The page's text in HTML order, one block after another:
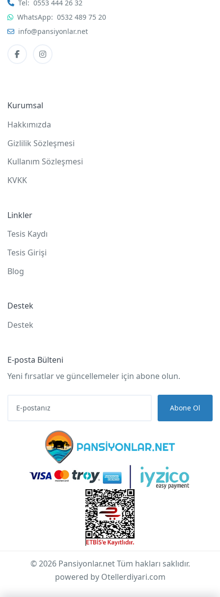
Tel: 0553 444 26 32
WhatsApp: 0532 489 75 20
info@pansiyonlar.net
Kurumsal
Hakkımızda
Gizlilik Sözleşmesi
Kullanım Sözleşmesi
KVKK
Linkler
Tesis Kaydı
Tesis Girişi
Blog
Destek
Destek
E-posta Bülteni
Yeni fırsatlar ve güncellemeler için abone olun.
Abone Ol
© 2026 Pansiyonlar.net Tüm hakları saklıdır.
powered by Otellerdiyari.com